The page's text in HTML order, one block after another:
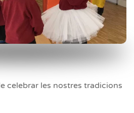
celebrar les nostres tradicions